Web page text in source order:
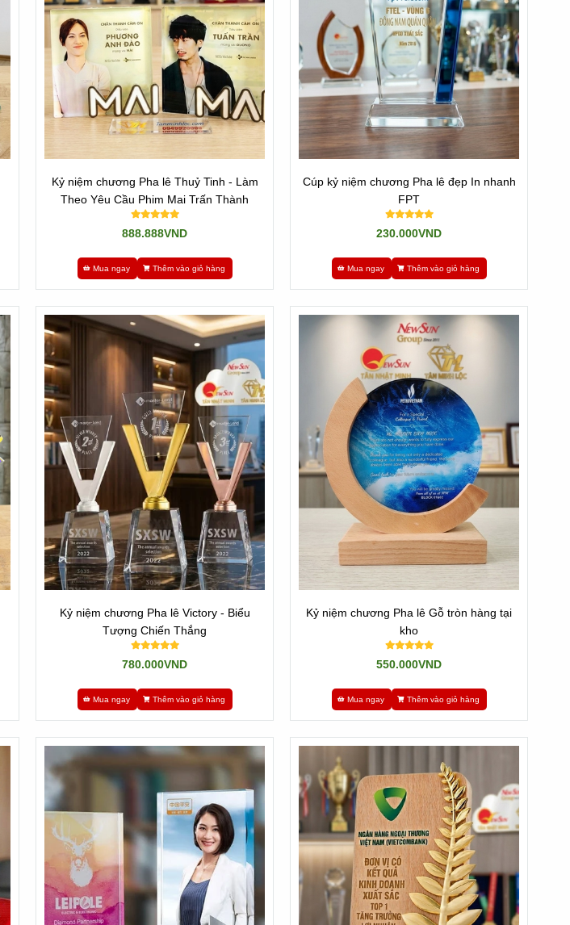
Kỷ niệm chương Pha lê Thuỷ Tinh - Làm
Theo Yêu Cầu Phim Mai Trấn Thành
888.888VND
Mua ngay Thêm vào giỏ hàng
Cúp kỷ niệm chương Pha lê đẹp In nhanh
FPT
230.000VND
Mua ngay Thêm vào giỏ hàng
Kỷ niệm chương Pha lê Victory - Biểu
Tượng Chiến Thắng
780.000VND
Mua ngay Thêm vào giỏ hàng
Kỷ niệm chương Pha lê Gỗ tròn hàng tại
kho
550.000VND
Mua ngay Thêm vào giỏ hàng